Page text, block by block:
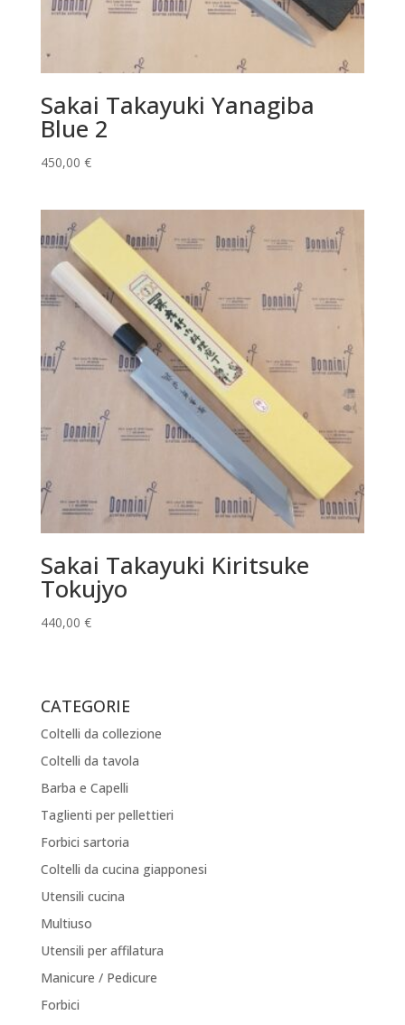
Sakai Takayuki Yanagiba
Blue 2
450,00 €
Sakai Takayuki Kiritsuke
Tokujyo
440,00 €
CATEGORIE
Coltelli da collezione
Coltelli da tavola
Barba e Capelli
Taglienti per pellettieri
Forbici sartoria
Coltelli da cucina giapponesi
Utensili cucina
Multiuso
Utensili per affilatura
Manicure / Pedicure
Forbici